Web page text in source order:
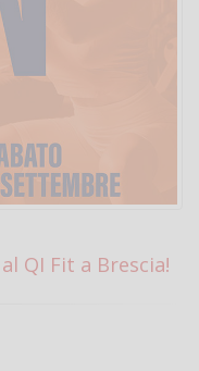
QI Fit a Brescia!